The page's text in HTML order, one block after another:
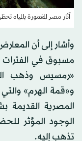
آثار مصر المغمورة بالمياه
وأشار إلى أن
مسبوق في الفترات
«رمسيس وذهب
و«قمة الهرم»
المصرية
الوجود المؤثر
تذهب إليه.